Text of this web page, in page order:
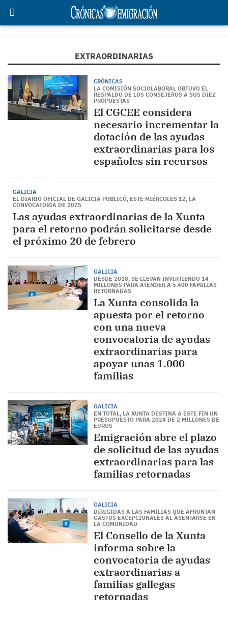
EXTRAORDINARIAS
CRÓNICAS
LA COMISIÓN SOCIOLABORAL OBTUVO EL
RESPALDO DE LOS CONSEJEROS A SUS DIEZ
PROPUESTAS
El CGCEE considera
necesario incrementar la
dotación de las ayudas
extraordinarias para los
españoles sin recursos
GALICIA
EL DIARIO OFICIAL DE GALICIA PUBLICÓ, ESTE MIÉRCOLES 12, LA
CONVOCATORIA DE 2025
Las ayudas extraordinarias de la Xunta
para el retorno podrán solicitarse desde
el próximo 20 de febrero
GALICIA
DESDE 2018, SE LLEVAN INVIRTIENDO 14
MILLONES PARA ATENDER A 5.400 FAMILIAS
RETORNADAS
La Xunta consolida la
apuesta por el retorno
con una nueva
convocatoria de ayudas
extraordinarias para
apoyar unas 1.000
familias
GALICIA
EN TOTAL, LA XUNTA DESTINA A ESTE FIN UN
PRESUPUESTO PARA 2024 DE 2 MILLONES DE
EUROS
Emigración abre el plazo
de solicitud de las ayudas
extraordinarias para las
familias retornadas
GALICIA
DIRIGIDAS A LAS FAMILIAS QUE AFRONTAN
GASTOS EXCEPCIONALES AL ASENTARSE EN
LA COMUNIDAD
El Consello de la Xunta
informa sobre la
convocatoria de ayudas
extraordinarias a
familias gallegas
retornadas